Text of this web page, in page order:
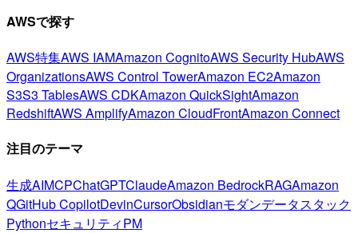
AWSで探す
AWS特集AWS IAMAmazon CognitoAWS Security HubAWS
OrganizationsAWS Control TowerAmazon EC2Amazon
S3S3 TablesAWS CDKAmazon QuickSightAmazon
RedshiftAWS AmplifyAmazon CloudFrontAmazon Connect
注目のテーマ
生成AIMCPChatGPTClaudeAmazon BedrockRAGAmazon
QGitHub CopilotDevinCursorObsidianモダンデータスタック
PythonセキュリティPM